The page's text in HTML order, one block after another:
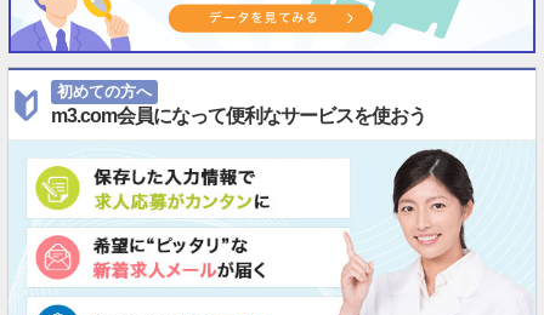
初めての方へ
m3.com会員になって便利なサービスを使おう